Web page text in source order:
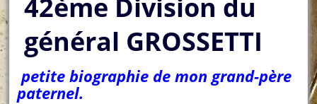
42ème Division du
général GROSSETTI
petite biographie de mon grand-père
paternel.